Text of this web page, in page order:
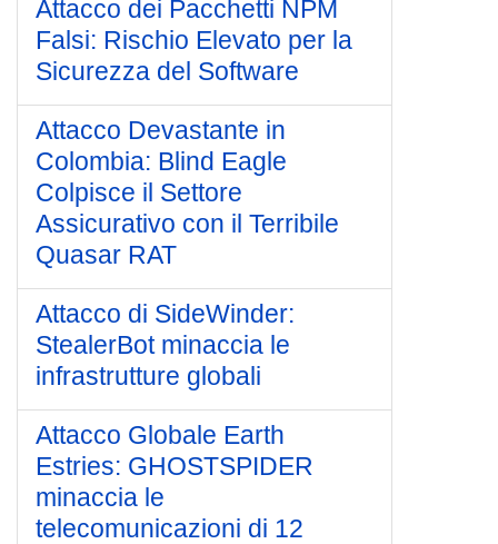
Attacco dei Pacchetti NPM
Falsi: Rischio Elevato per la
Sicurezza del Software
Attacco Devastante in
Colombia: Blind Eagle
Colpisce il Settore
Assicurativo con il Terribile
Quasar RAT
Attacco di SideWinder:
StealerBot minaccia le
infrastrutture globali
Attacco Globale Earth
Estries: GHOSTSPIDER
minaccia le
telecomunicazioni di 12